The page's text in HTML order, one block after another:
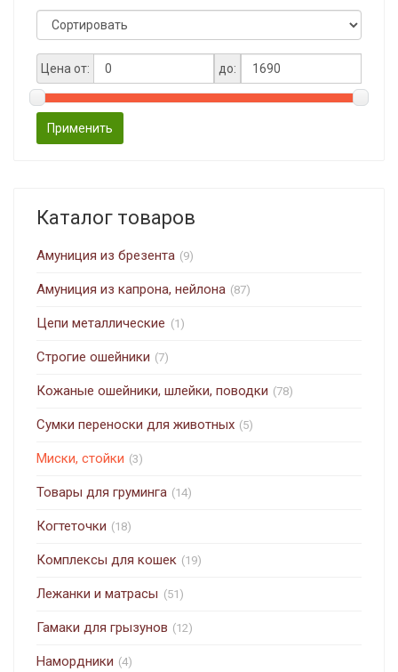
Цена от: до:
Применить
Каталог товаров
Амуниция из брезента (9)
Амуниция из капрона, нейлона (87)
Цепи металлические (1)
Строгие ошейники (7)
Кожаные ошейники, шлейки, поводки (78)
Сумки переноски для животных (5)
Миски, стойки (3)
Товары для груминга (14)
Когтеточки (18)
Комплексы для кошек (19)
Лежанки и матрасы (51)
Гамаки для грызунов (12)
Намордники (4)